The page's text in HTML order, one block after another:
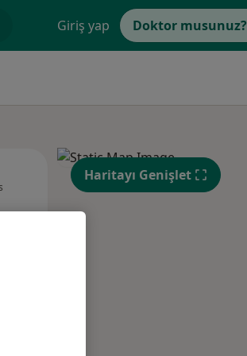
Giriş yap Doktor musunuz?
10 Ağustos
Sal,
11 Ağustos
Çar,
12 Ağustos
Haritayı Genişlet